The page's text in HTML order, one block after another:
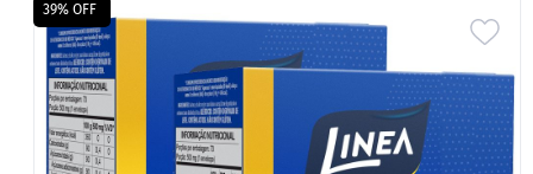
39% OFF
A
DE